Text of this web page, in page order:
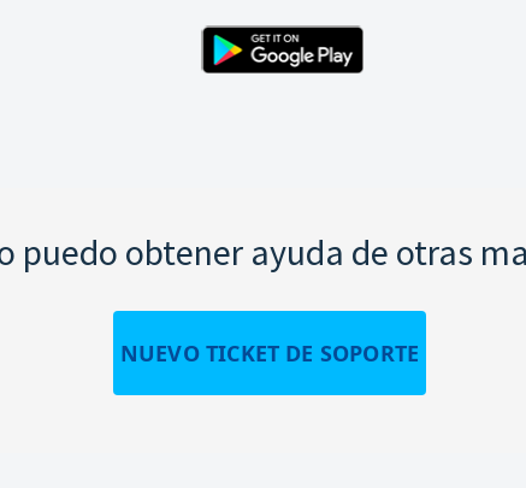
puedo obtener ayuda de otras
NUEVO TICKET DE SOPORTE